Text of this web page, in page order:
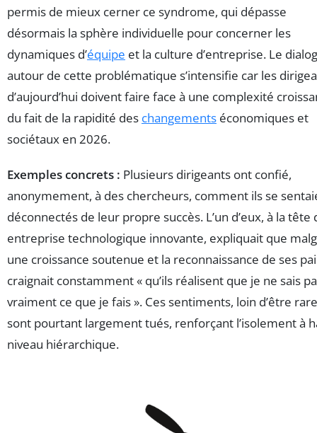
permis de mieux cerner ce syndrome, qui dépasse
désormais la sphère individuelle pour concerner les
dynamiques d’équipe et la culture d’entreprise. Le
autour de cette problématique s’intensifie car les
d’aujourd’hui doivent faire face à une complexité
du fait de la rapidité des changements économiques et
sociétaux en 2026.
Exemples concrets : Plusieurs dirigeants ont confié,
anonymement, à des chercheurs, comment ils se
déconnectés de leur propre succès. L’un d’eux, à la tête
entreprise technologique innovante, expliquait que
une croissance soutenue et la reconnaissance de ses
craignait constamment « qu’ils réalisent que je ne sais
vraiment ce que je fais ». Ces sentiments, loin d’être
sont pourtant largement tués, renforçant l’isolement à
niveau hiérarchique.